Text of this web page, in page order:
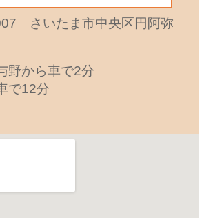
さいたま市中央区円阿弥
野から車で2分
で12分